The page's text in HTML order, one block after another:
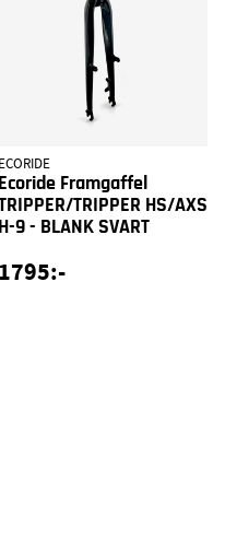
ECORIDE
Ecoride Framgaffel
TRIPPER HS/AXS
H-9 - BLANK SVART
1795:-